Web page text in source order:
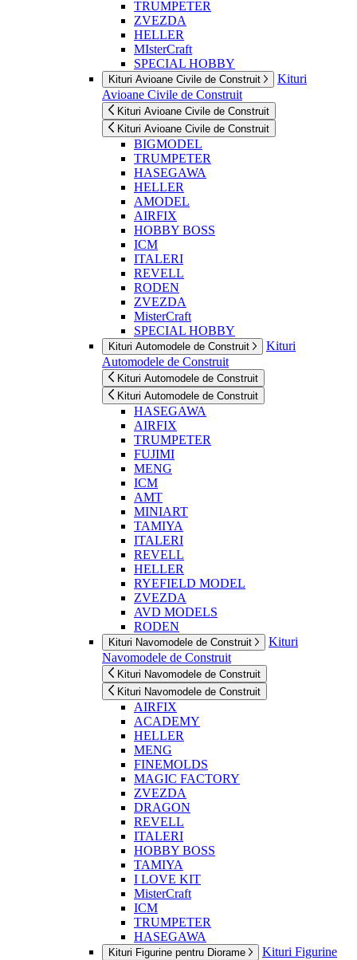
TRUMPETER
ZVEZDA
HELLER
MIsterCraft
SPECIAL HOBBY
Kituri Avioane Civile de Construit
Kituri
Avioane Civile de Construit
Kituri Avioane Civile de Construit
Kituri Avioane Civile de Construit
BIGMODEL
TRUMPETER
HASEGAWA
HELLER
AMODEL
AIRFIX
HOBBY BOSS
ICM
ITALERI
REVELL
RODEN
ZVEZDA
MisterCraft
SPECIAL HOBBY
Kituri Automodele de Construit
Kituri
Automodele de Construit
Kituri Automodele de Construit
Kituri Automodele de Construit
HASEGAWA
AIRFIX
TRUMPETER
FUJIMI
MENG
ICM
AMT
MINIART
TAMIYA
ITALERI
REVELL
HELLER
RYEFIELD MODEL
ZVEZDA
AVD MODELS
RODEN
Kituri Navomodele de Construit
Kituri
Navomodele de Construit
Kituri Navomodele de Construit
Kituri Navomodele de Construit
AIRFIX
ACADEMY
HELLER
MENG
FINEMOLDS
MAGIC FACTORY
ZVEZDA
DRAGON
REVELL
ITALERI
HOBBY BOSS
TAMIYA
I LOVE KIT
MisterCraft
ICM
TRUMPETER
HASEGAWA
Kituri Figurine pentru Diorame
Kituri Figurine